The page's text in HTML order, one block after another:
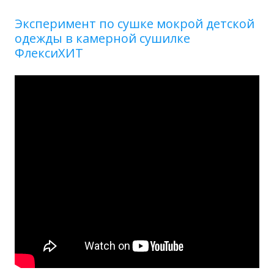
Эксперимент по сушке мокрой детской
одежды в камерной сушилке
ФлексиХИТ